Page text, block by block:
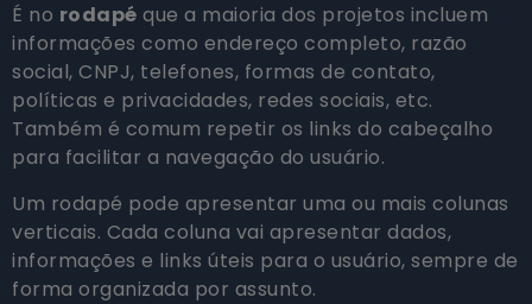
É no rodapé que a maioria dos projetos incluem
informações como endereço completo, razão
social, CNPJ, telefones, formas de contato,
políticas e privacidades, redes sociais, etc.
Também é comum repetir os links do cabeçalho
para facilitar a navegação do usuário.
Um rodapé pode apresentar uma ou mais colunas
verticais. Cada coluna vai apresentar dados,
informações e links úteis para o usuário, sempre de
forma organizada por assunto.